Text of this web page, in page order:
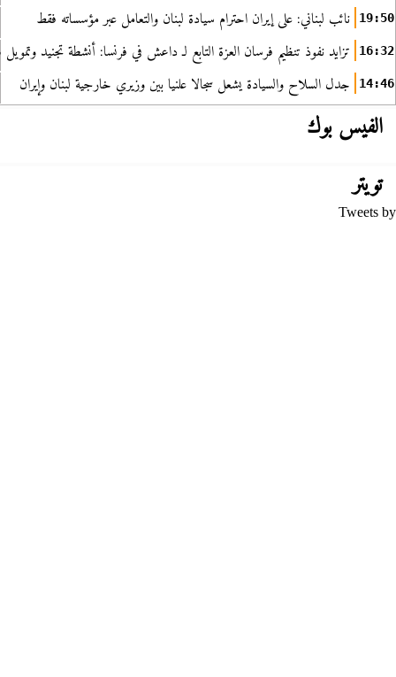
19:50 نائب لبناني: على إيران احترام سيادة لبنان والتعامل عبر مؤسساته فقط
16:32 تزايد نفوذ تنظيم فرسان العزة التابع لـ داعش في فرنسا: أنشطة تجنيد
14:46 جدل السلاح والسيادة يشعل سجالا علنيا بين وزيري خارجية لبنان وإيران
الفيس بوك
تويتر
Tweets by